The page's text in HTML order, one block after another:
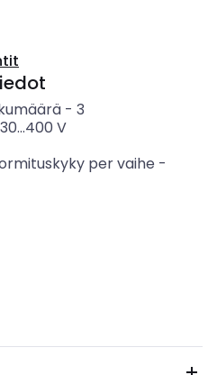
- 3
V
per vaihe -